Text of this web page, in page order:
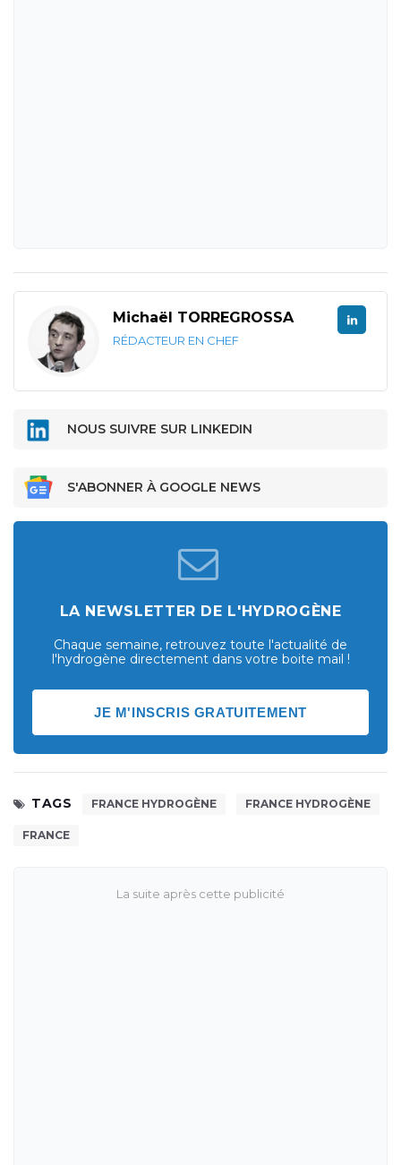
Michaël TORREGROSSA
RÉDACTEUR EN CHEF
NOUS SUIVRE SUR LINKEDIN
S'ABONNER À GOOGLE NEWS
LA NEWSLETTER DE L'HYDROGÈNE
Chaque semaine, retrouvez toute l'actualité de
l'hydrogène directement dans votre boite mail !
JE M'INSCRIS GRATUITEMENT
TAGS FRANCE HYDROGÈNE FRANCE HYDROGÈNE
FRANCE